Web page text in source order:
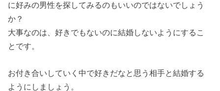
に好みの男性を探してみるのもいいのではないでしょう
か？
大事なのは、好きでもないのに結婚しないようにするこ
とです。
お付き合いしていく中で好きだなと思う相手と結婚する
ようにしましょう。